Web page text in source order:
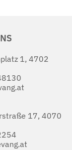
1, 4702
17, 4070